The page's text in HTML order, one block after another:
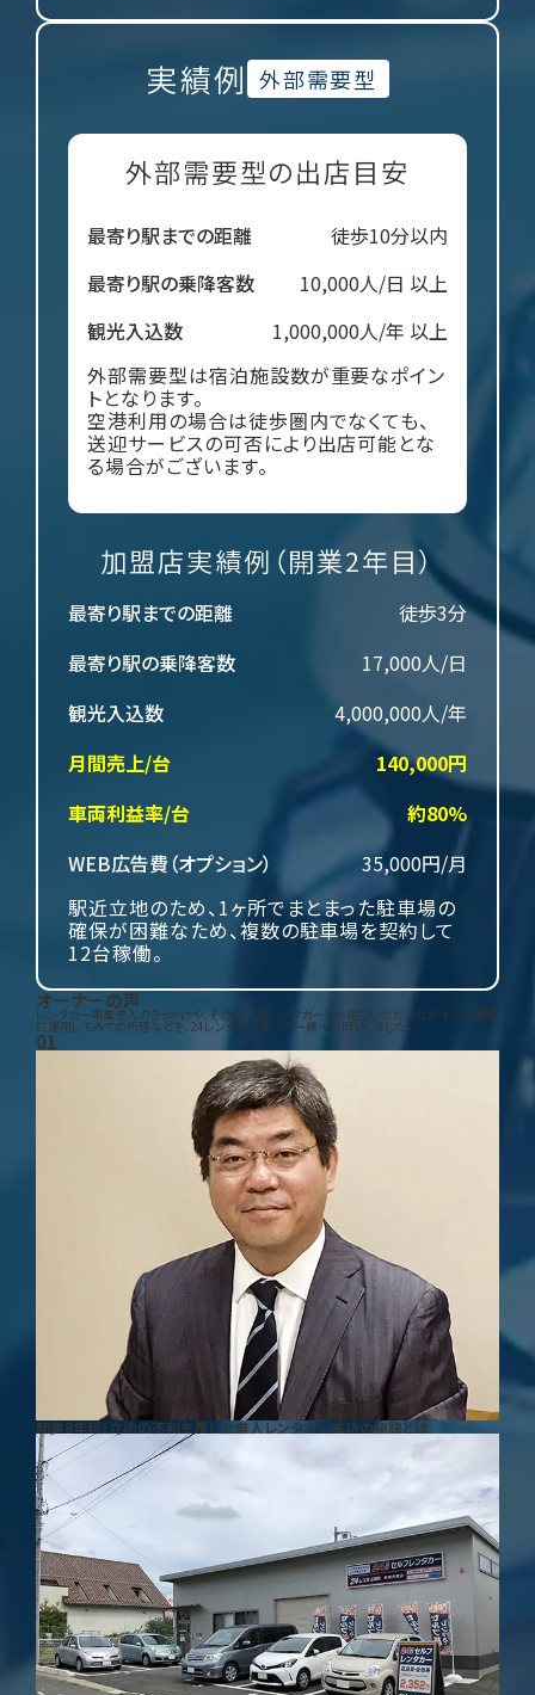
実績例 外部需要型
外部需要型の出店目安
最寄り駅までの距離
徒歩10分以内
最寄り駅の乗降客数
10,000人/日 以上
観光入込数
1,000,000人/年 以上
外部需要型は宿泊施設数が重要なポイン
トとなります。
空港利用の場合は徒歩圏内でなくても、
送迎サービスの可否により出店可能とな
る場合がございます。
加盟店実績例（開業2年目）
最寄り駅までの距離
徒歩3分
最寄り駅の乗降客数
17,000人/日
観光入込数
4,000,000人/年
月間売上/台
140,000円
車両利益率/台
約80%
WEB広告費（オプション）
35,000円/月
駅近立地のため、1ヶ所でまとまった駐車場の
確保が困難なため、複数の駐車場を契約して
12台稼働。
オーナーの声
レンタカー事業参入のきっかけや、その中で24レンタカーをお選びいただいたポイント、実際
に運用してみての所感などを、24レンタカーオーナー様へお伺いしました。
01
開業8年超！立地の不利を覆した無人レンタカー成功の秘訣とは